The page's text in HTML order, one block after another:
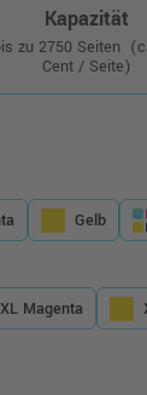
Kapazität
zu 2750 Seiten
Cent / Seite)
Gelb
XL Magenta